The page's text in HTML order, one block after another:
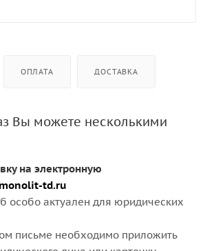
ОПЛАТА ДОСТАВКА
Вы можете несколькими
на электронную
td.ru
особо актуален для юридических
письме необходимо приложить